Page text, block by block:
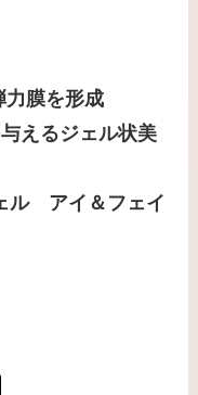
膜を形成
るジェル状美
ル アイ＆フェイ